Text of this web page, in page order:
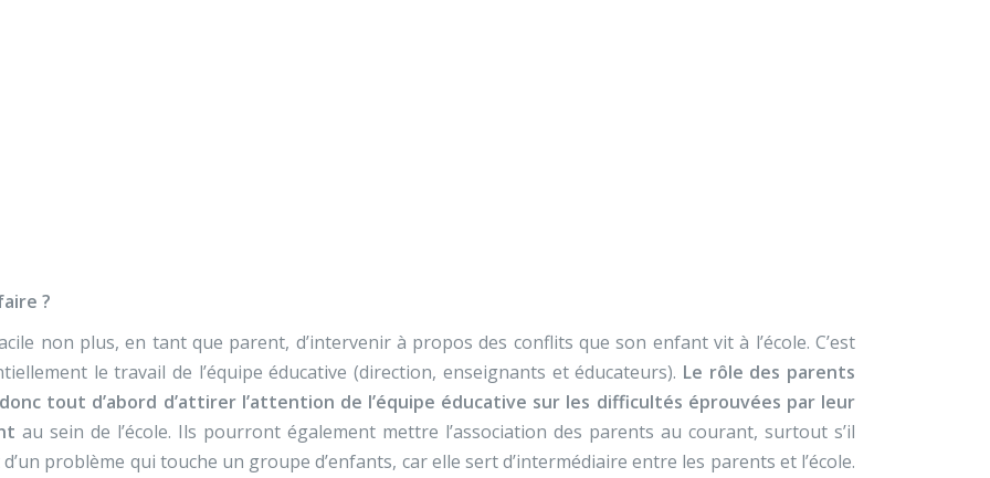
?
non plus, en tant que parent, d’intervenir à propos des conflits que son enfant vit à l’école. C’est
le travail de l’équipe éducative (direction, enseignants et éducateurs). Le rôle des parents
tout d’abord d’attirer l’attention de l’équipe éducative sur les difficultés éprouvées par leur
au sein de l’école. Ils pourront également mettre l’association des parents au courant, surtout s’il
d’un problème qui touche un groupe d’enfants, car elle sert d’intermédiaire entre les parents et l’école.